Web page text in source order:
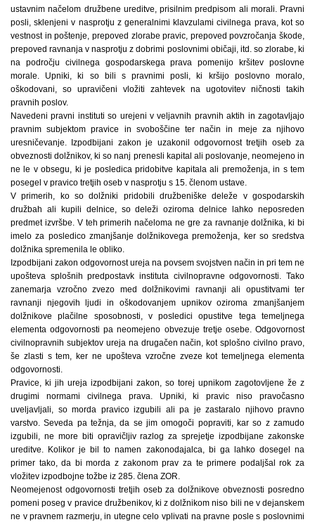
ustavnim načelom družbene ureditve, prisilnim predpisom ali morali. Pravni
posli, sklenjeni v nasprotju z generalnimi klavzulami civilnega prava, kot so
vestnost in poštenje, prepoved zlorabe pravic, prepoved povzročanja škode,
prepoved ravnanja v nasprotju z dobrimi poslovnimi običaji, itd. so zlorabe, ki
na področju civilnega gospodarskega prava pomenijo kršitev poslovne
morale. Upniki, ki so bili s pravnimi posli, ki kršijo poslovno moralo,
oškodovani, so upravičeni vložiti zahtevek na ugotovitev ničnosti takih
pravnih poslov.
Navedeni pravni instituti so urejeni v veljavnih pravnih aktih in zagotavljajo
pravnim subjektom pravice in svoboščine ter način in meje za njihovo
uresničevanje. Izpodbijani zakon je uzakonil odgovornost tretjih oseb za
obveznosti dolžnikov, ki so nanj prenesli kapital ali poslovanje, neomejeno in
ne le v obsegu, ki je posledica pridobitve kapitala ali premoženja, in s tem
posegel v pravico tretjih oseb v nasprotju s 15. členom ustave.
V primerih, ko so dolžniki pridobili družbeniške deleže v gospodarskih
družbah ali kupili delnice, so deleži oziroma delnice lahko neposreden
predmet izvršbe. V teh primerih načeloma ne gre za ravnanje dolžnika, ki bi
imelo za posledico zmanjšanje dolžnikovega premoženja, ker so sredstva
dolžnika spremenila le obliko.
Izpodbijani zakon odgovornost ureja na povsem svojstven način in pri tem ne
upošteva splošnih predpostavk instituta civilnopravne odgovornosti. Tako
zanemarja vzročno zvezo med dolžnikovimi ravnanji ali opustitvami ter
ravnanji njegovih ljudi in oškodovanjem upnikov oziroma zmanjšanjem
dolžnikove plačilne sposobnosti, v posledici opustitve tega temeljnega
elementa odgovornosti pa neomejeno obvezuje tretje osebe. Odgovornost
civilnopravnih subjektov ureja na drugačen način, kot splošno civilno pravo,
še zlasti s tem, ker ne upošteva vzročne zveze kot temeljnega elementa
odgovornosti.
Pravice, ki jih ureja izpodbijani zakon, so torej upnikom zagotovljene že z
drugimi normami civilnega prava. Upniki, ki pravic niso pravočasno
uveljavljali, so morda pravico izgubili ali pa je zastaralo njihovo pravno
varstvo. Seveda pa težnja, da se jim omogoči popraviti, kar so z zamudo
izgubili, ne more biti opravičljiv razlog za sprejetje izpodbijane zakonske
ureditve. Kolikor je bil to namen zakonodajalca, bi ga lahko dosegel na
primer tako, da bi morda z zakonom prav za te primere podaljšal rok za
vložitev izpodbojne tožbe iz 285. člena ZOR.
Neomejenost odgovornosti tretjih oseb za dolžnikove obveznosti posredno
pomeni poseg v pravice družbenikov, ki z dolžnikom niso bili ne v dejanskem
ne v pravnem razmerju, in utegne celo vplivati na pravne posle s poslovnimi